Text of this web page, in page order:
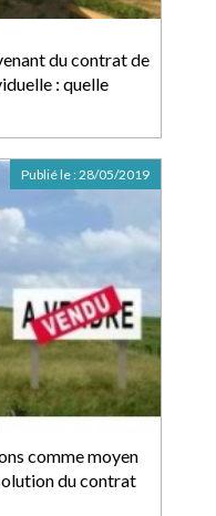
du contrat de
: quelle
comme moyen
du contrat
Publié le :28/05/2019